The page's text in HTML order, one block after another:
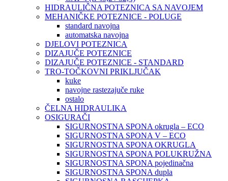
HIDRAULIČNA POTEZNICA SA NAVOJEM
MEHANIČKE POTEZNICE - POLUGE
standard navojna
automatska navojna
DJELOVI POTEZNICA
DIZAJUČE POTEZNICE
DIZAJUČE POTEZNICE - STANDARD
TRO-TOČKOVNI PRIKLJUČAK
kuke
navojne rastezajuče ruke
ostalo
ČELNA HIDRAULIKA
OSIGURAČI
SIGURNOSTNA SPONA okrugla – ECO
SIGURNOSTNA SPONA V – ECO
SIGURNOSTNA SPONA OKRUGLA
SIGURNOSTNA SPONA POLUKRUŽNA
SIGURNOSTNA SPONA pojedinačna
SIGURNOSTNA SPONA dupla